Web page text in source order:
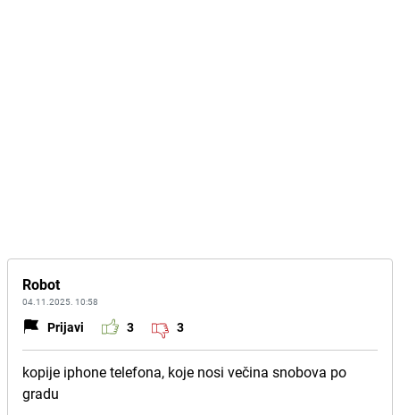
Robot
04.11.2025. 10:58
Prijavi 3 3
kopije iphone telefona, koje nosi večina snobova po
gradu